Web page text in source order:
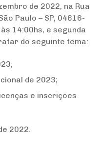
de 2022, na Rua
Paulo – SP, 04616-
14:00hs, e segunda
do seguinte tema:
de 2023;
e inscrições
2022.